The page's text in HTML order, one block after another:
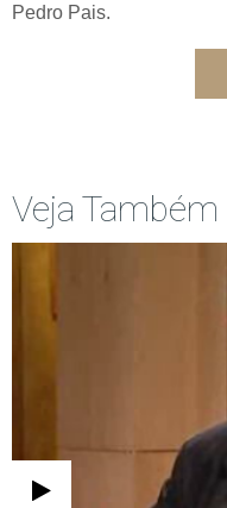
Pedro Pais.
Veja Também